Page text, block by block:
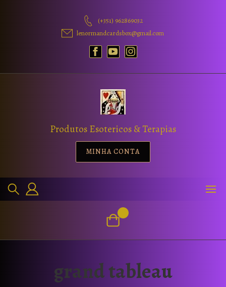
(+351) 962869032
lenormandcardsbox@gmail.com
Produtos Esotericos & Terapias
MINHA CONTA
grand tableau